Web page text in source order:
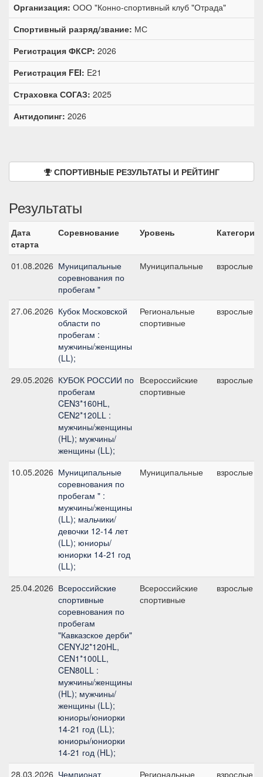
Организация: ООО "Конно-спортивный клуб "Отрада"
Спортивный разряд/звание: МС
Регистрация ФКСР: 2026
Регистрация FEI: E21
Страховка СОГАЗ: 2025
Антидопинг: 2026
СПОРТИВНЫЕ РЕЗУЛЬТАТЫ И РЕЙТИНГ
Результаты
Дата
старта
Соревнование Уровень Категория
01.08.2026 Муниципальные
соревнования по
пробегам "
Муниципальные взрослые
27.06.2026 Кубок Московской
области по
пробегам :
мужчины/женщины
(LL);
Региональные
спортивные
взрослые
29.05.2026 КУБОК РОССИИ по
пробегам
CEN3*160НL,
CEN2*120LL :
мужчины/женщины
(HL); мужчины/
женщины (LL);
Всероссийские
спортивные
взрослые
10.05.2026 Муниципальные
соревнования по
пробегам " :
мужчины/женщины
(LL); мальчики/
девочки 12-14 лет
(LL); юниоры/
юниорки 14-21 год
(LL);
Муниципальные взрослые
25.04.2026 Всероссийские
спортивные
соревнования по
пробегам
"Кавказское дерби"
CENYJ2*120HL,
CEN1*100LL,
CEN80LL :
мужчины/женщины
(HL); мужчины/
женщины (LL);
юниоры/юниорки
14-21 год (LL);
юниоры/юниорки
14-21 год (HL);
Всероссийские
спортивные
взрослые
28.03.2026 Чемпионат Региональные взрослые